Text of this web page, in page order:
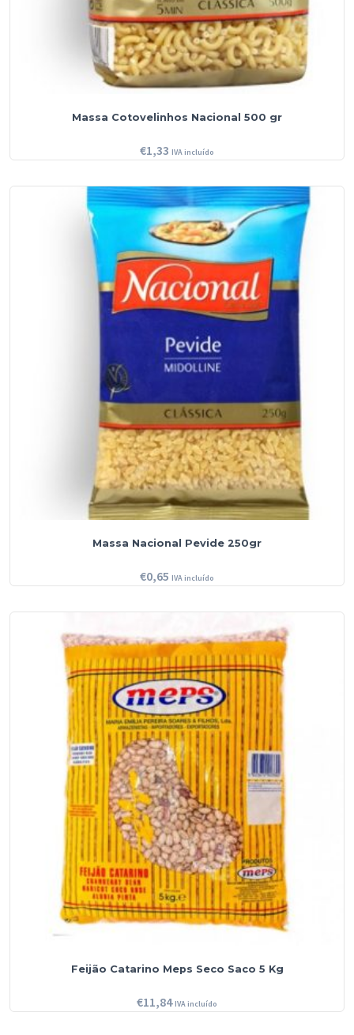
Massa Cotovelinhos Nacional 500 gr
€1,33 IVA incluído
Massa Nacional Pevide 250gr
€0,65 IVA incluído
Feijão Catarino Meps Seco Saco 5 Kg
€11,84 IVA incluído